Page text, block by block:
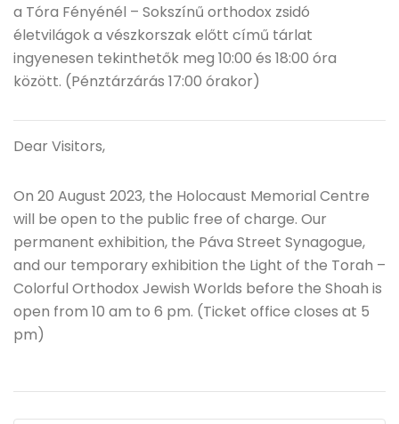
a Tóra Fényénél – Sokszínű orthodox zsidó
életvilágok a vészkorszak előtt című tárlat
ingyenesen tekinthetők meg 10:00 és 18:00 óra
között. (Pénztárzárás 17:00 órakor)
Dear Visitors,
On 20 August 2023, the Holocaust Memorial Centre
will be open to the public free of charge. Our
permanent exhibition, the Páva Street Synagogue,
and our temporary exhibition the Light of the Torah –
Colorful Orthodox Jewish Worlds before the Shoah is
open from 10 am to 6 pm. (Ticket office closes at 5
pm)